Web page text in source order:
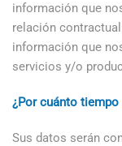
información que
relación
información que
servicios y/o
¿Por cuánto
Sus datos serán